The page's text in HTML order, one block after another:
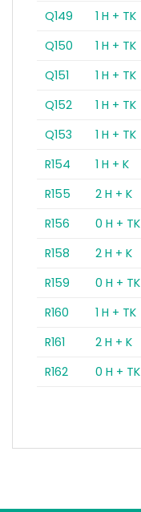
Q149
1 H + TK
Q150
1 H + TK
Q151
1 H + TK
Q152
1 H + TK
Q153
1 H + TK
R154
1 H + K
R155
2 H + K
R156
0 H + TK
R158
2 H + K
R159
0 H + TK
R160
1 H + TK
R161
2 H + K
R162
0 H + TK